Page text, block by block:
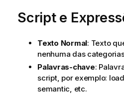
Script e
Texto Normal: Texto
nenhuma das
Palavras-chave:
script, por exemplo: load
semantic , etc.